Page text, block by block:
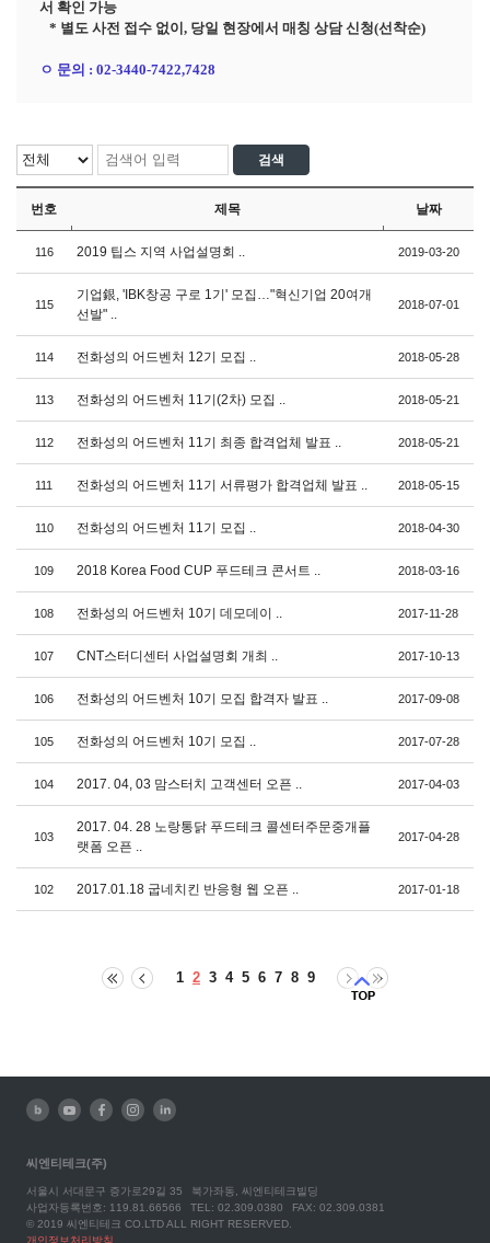
서 확인 가능
* 별도 사전 접수 없이 , 당일 현장에서 매칭 상담 신청(선착순)
ㅇ 문의 : 02-3440-7422,7428
번호 제목 날짜
116 2019 팁스 지역 사업설명회 .. 2019-03-20
115
기업銀, 'IBK창공 구로 1기' 모집…"혁신기업 20여개
선발" ..
2018-07-01
114 전화성의 어드벤처 12기 모집 .. 2018-05-28
113 전화성의 어드벤처 11기(2차) 모집 .. 2018-05-21
112 전화성의 어드벤처 11기 최종 합격업체 발표 .. 2018-05-21
111 전화성의 어드벤처 11기 서류평가 합격업체 발표 .. 2018-05-15
110 전화성의 어드벤처 11기 모집 .. 2018-04-30
109 2018 Korea Food CUP 푸드테크 콘서트 .. 2018-03-16
108 전화성의 어드벤처 10기 데모데이 .. 2017-11-28
107 CNT스터디센터 사업설명회 개최 .. 2017-10-13
106 전화성의 어드벤처 10기 모집 합격자 발표 .. 2017-09-08
105 전화성의 어드벤처 10기 모집 .. 2017-07-28
104 2017. 04, 03 맘스터치 고객센터 오픈 .. 2017-04-03
103
2017. 04. 28 노랑통닭 푸드테크 콜센터주문중개플
랫폼 오픈 ..
2017-04-28
102 2017.01.18 굽네치킨 반응형 웹 오픈 .. 2017-01-18
1 2 3 4 5 6 7 8 9
씨엔티테크(주)
서울시 서대문구 증가로29길 35
북가좌동, 씨엔티테크빌딩
사업자등록번호: 119.81.66566
TEL: 02.309.0380
FAX: 02.309.0381
© 2019 씨엔티테크 CO.LTD ALL RIGHT RESERVED.
개인정보처리방침